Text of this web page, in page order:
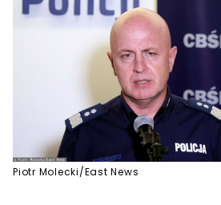
Piotr Molecki/East News